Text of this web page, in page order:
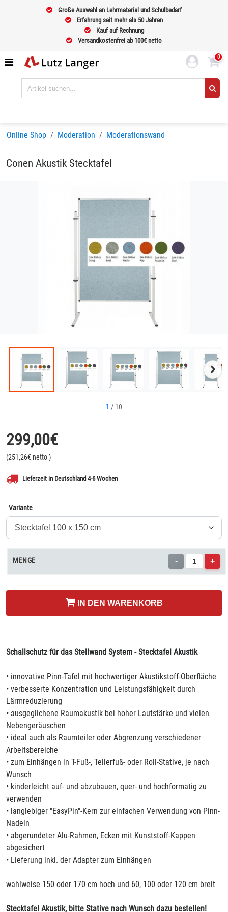
Große Auswahl an Lehrmaterial und Schulbedarf
Erfahrung seit mehr als 50 Jahren
Kauf auf Rechnung
Versandkostenfrei ab 100€ netto
0
Online Shop Moderation Moderationswand
Conen Akustik Stecktafel
Bild
1 / 10
299,00€
(251,26€ netto)
Lieferzeit in Deutschland 4-6 Wochen
Variante
MENGE - +
IN DEN WARENKORB
Schallschutz für das Stellwand System - Stecktafel Akustik
• innovative Pinn-Tafel mit hochwertiger Akustikstoff-Oberfläche
• verbesserte Konzentration und Leistungsfähigkeit durch
Lärmreduzierung
• ausgeglichene Raumakustik bei hoher Lautstärke und vielen
Nebengeräuschen
• ideal auch als Raumteiler oder Abgrenzung verschiedener
Arbeitsbereiche
• zum Einhängen in T-Fuß-, Tellerfuß- oder Roll-Stative, je nach
Wunsch
• kinderleicht auf- und abzubauen, quer- und hochformatig zu
verwenden
• langlebiger "EasyPin"-Kern zur einfachen Verwendung von Pinn-
Nadeln
• abgerundeter Alu-Rahmen, Ecken mit Kunststoff-Kappen
abgesichert
• Lieferung inkl. der Adapter zum Einhängen
wahlweise 150 oder 170 cm hoch und 60, 100 oder 120 cm breit
Stecktafel Akustik, bitte Stative nach Wunsch dazu bestellen!